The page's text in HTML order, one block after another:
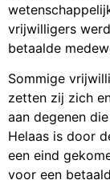
vrijwilligers
betaalde
Sommige
zetten zij zich
aan degenen
Helaas is door
een eind
voor een